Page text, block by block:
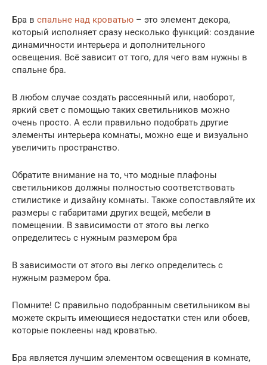
Бра в спальне над кроватью – это элемент декора,
который исполняет сразу несколько функций: создание
динамичности интерьера и дополнительного
освещения. Всё зависит от того, для чего вам нужны в
спальне бра.
В любом случае создать рассеянный или, наоборот,
яркий свет с помощью таких светильников можно
очень просто. А если правильно подобрать другие
элементы интерьера комнаты, можно еще и визуально
увеличить пространство.
Обратите внимание на то, что модные плафоны
светильников должны полностью соответствовать
стилистике и дизайну комнаты. Также сопоставляйте их
размеры с габаритами других вещей, мебели в
помещении. В зависимости от этого вы легко
определитесь с нужным размером бра
В зависимости от этого вы легко определитесь с
нужным размером бра.
Помните! С правильно подобранным светильником вы
можете скрыть имеющиеся недостатки стен или обоев,
которые поклеены над кроватью.
Бра является лучшим элементом освещения в комнате,